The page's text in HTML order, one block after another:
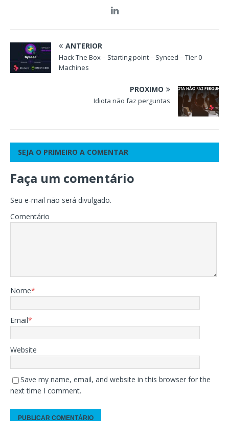
ANTERIOR
Hack The Box – Starting point – Synced – Tier 0
Machines
PRÓXIMO
Idiota não faz perguntas
SEJA O PRIMEIRO A COMENTAR
Faça um comentário
Seu e-mail não será divulgado.
Comentário
Nome*
Email*
Website
Save my name, email, and website in this browser for the
next time I comment.